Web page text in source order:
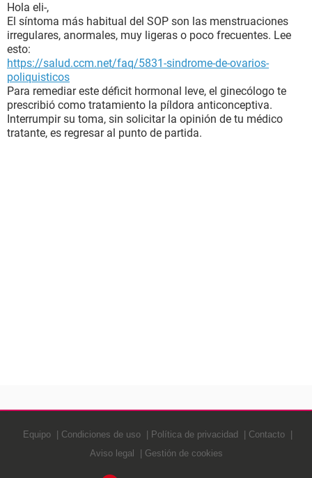
Hola eli-,
El síntoma más habitual del SOP son las menstruaciones
irregulares, anormales, muy ligeras o poco frecuentes. Lee
esto:
https://salud.ccm.net/faq/5831-sindrome-de-ovarios-
poliquisticos
Para remediar este déficit hormonal leve, el ginecólogo te
prescribió como tratamiento la píldora anticonceptiva.
Interrumpir su toma, sin solicitar la opinión de tu médico
tratante, es regresar al punto de partida.
Equipo Condiciones de uso Política de privacidad
Contacto
Aviso legal
Gestión de cookies